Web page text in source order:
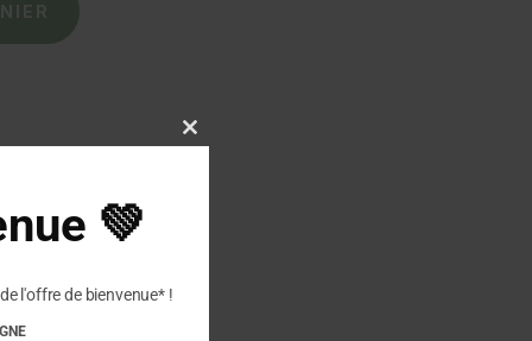
Close
💚
l'offre de bienvenue* !